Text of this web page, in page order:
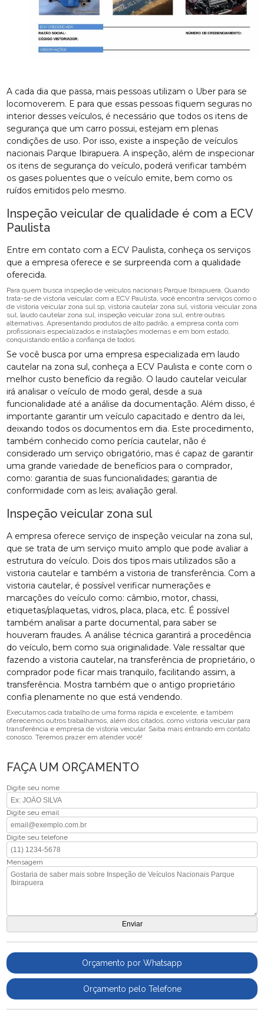
A cada dia que passa, mais pessoas utilizam o Uber para se
locomoverem. E para que essas pessoas fiquem seguras no
interior desses veículos, é necessário que todos os itens de
segurança que um carro possui, estejam em plenas
condições de uso. Por isso, existe a inspeção de veículos
nacionais Parque Ibirapuera. A inspeção, além de inspecionar
os itens de segurança do veículo, poderá verificar também
os gases poluentes que o veículo emite, bem como os
ruídos emitidos pelo mesmo.
Inspeção veicular de qualidade é com a ECV
Paulista
Entre em contato com a ECV Paulista, conheça os serviços
que a empresa oferece e se surpreenda com a qualidade
oferecida.
Para quem busca inspeção de veículos nacionais Parque Ibirapuera, Quando
trata-se de vistoria veicular, com a ECV Paulista, você encontra serviços como o
de vistoria veicular zona sul sp, vistoria cautelar zona sul, vistoria veicular zona
sul, laudo cautelar zona sul, inspeção veicular zona sul, entre outras
alternativas. Apresentando produtos de alto padrão, a empresa conta com
profissionais especializados e instalações modernas e em bom estado,
conquistando então a confiança de todos.
Se você busca por uma empresa especializada em laudo
cautelar na zona sul, conheça a ECV Paulista e conte com o
melhor custo benefício da região. O laudo cautelar veicular
irá analisar o veículo de modo geral, desde a sua
funcionalidade até a análise da documentação. Além disso, é
importante garantir um veículo capacitado e dentro da lei,
deixando todos os documentos em dia. Este procedimento,
também conhecido como perícia cautelar, não é
considerado um serviço obrigatório, mas é capaz de garantir
uma grande variedade de benefícios para o comprador,
como: garantia de suas funcionalidades; garantia de
conformidade com as leis; avaliação geral.
Inspeção veicular zona sul
A empresa oferece serviço de inspeção veicular na zona sul,
que se trata de um serviço muito amplo que pode avaliar a
estrutura do veículo. Dois dos tipos mais utilizados são a
vistoria cautelar e também a vistoria de transferência. Com a
vistoria cautelar, é possível verificar numerações e
marcações do veículo como: câmbio, motor, chassi,
etiquetas/plaquetas, vidros, placa, placa, etc. É possível
também analisar a parte documental, para saber se
houveram fraudes. A análise técnica garantirá a procedência
do veículo, bem como sua originalidade. Vale ressaltar que
fazendo a vistoria cautelar, na transferência de proprietário, o
comprador pode ficar mais tranquilo, facilitando assim, a
transferência. Mostra também que o antigo proprietário
confia plenamente no que está vendendo.
Executamos cada trabalho de uma forma rápida e excelente, e também
oferecemos outros trabalhamos, além dos citados, como vistoria veicular para
transferência e empresa de vistoria veicular. Saiba mais entrando em contato
conosco. Teremos prazer em atender você!
FAÇA UM ORÇAMENTO
Digite seu nome
Digite seu email
Digite seu telefone
Mensagem
Orçamento por Whatsapp
Orçamento pelo Telefone